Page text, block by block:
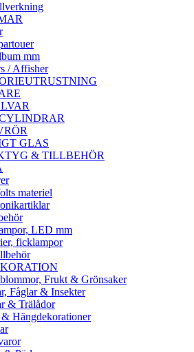
mm
/ Affisher
GLAS
& TILLBEHÖR
materiel
LED mm
ficklampor
Frukt & Grönsaker
Fåglar & Insekter
& Trälådor
Hängdekorationer